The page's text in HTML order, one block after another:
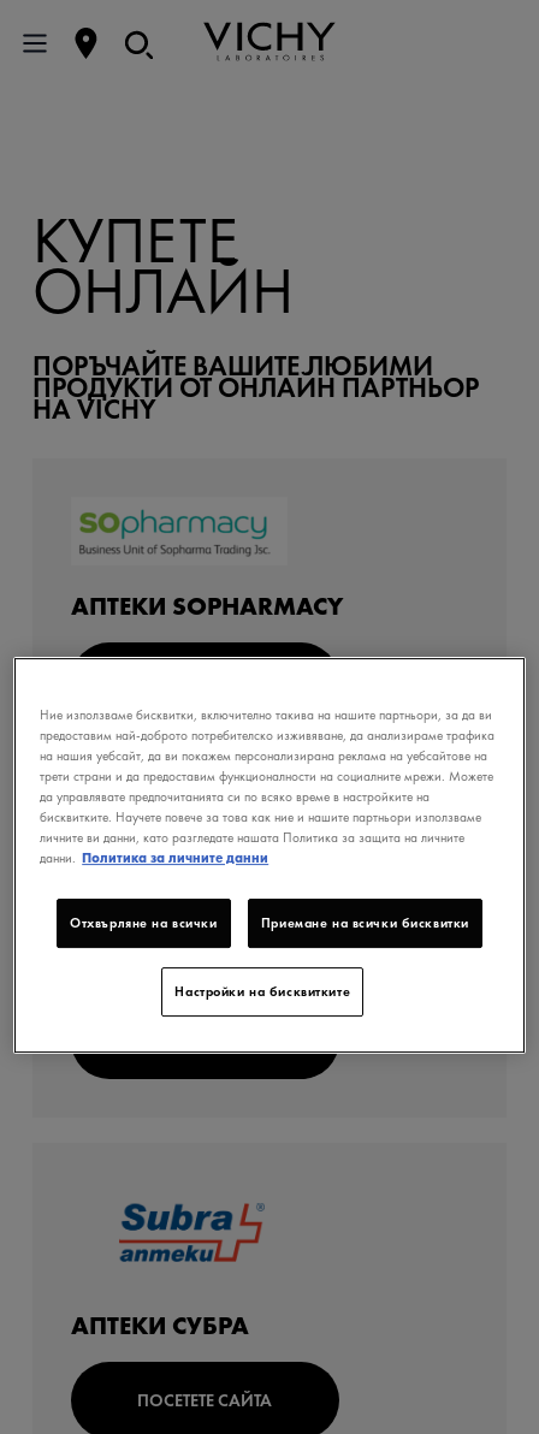
КУПЕТЕ
ОНЛАЙН
ПОРЪЧАЙТЕ ВАШИТЕ ЛЮБИМИ
ПРОДУКТИ ОТ ОНЛАЙН ПАРТНЬОР
НА VICHY
АПТЕКИ SOPHARMACY
АПТЕКИ РЕМЕДИУМ
АПТЕКИ СУБРА
ПОСЕТЕТЕ САЙТА
Ние използваме бисквитки, включително такива на нашите партньори, за да ви
предоставим най-доброто потребителско изживяване, да анализираме трафика
на нашия уебсайт, да ви покажем персонализирана реклама на уебсайтове на
трети страни и да предоставим функционалности на социалните мрежи. Можете
да управлявате предпочитанията си по всяко време в настройките на
бисквитките. Научете повече за това как ние и нашите партньори използваме
личните ви данни, като разгледате нашата Политика за защита на личните
данни. Политика за личните данни
Отхвърляне на всички Приемане на всички бисквитки
Настройки на бисквитките